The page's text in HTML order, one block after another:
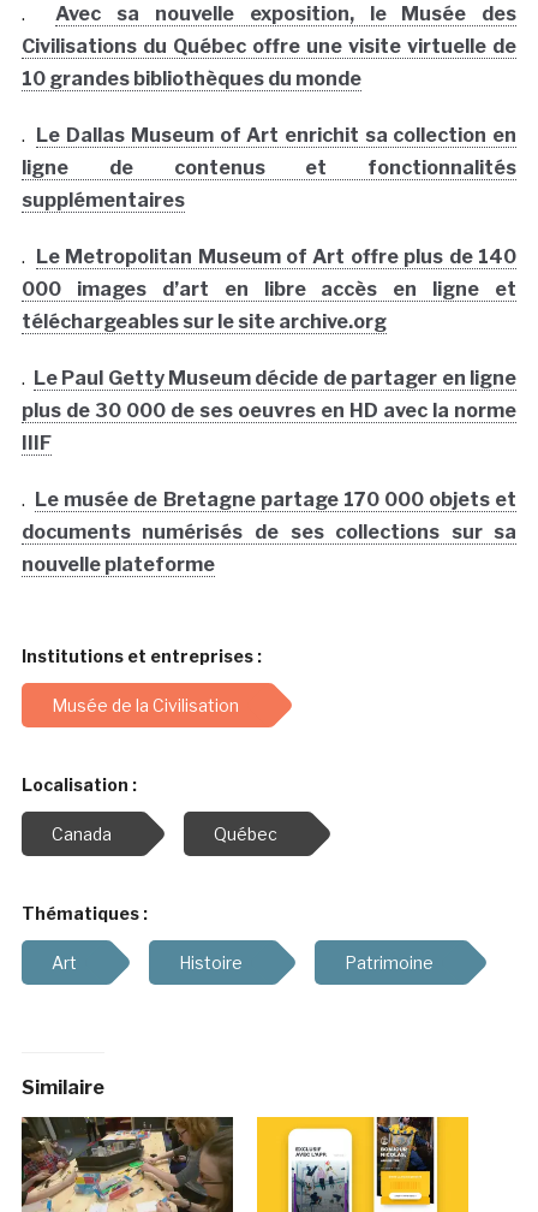
. Avec sa nouvelle exposition, le Musée des
Civilisations du Québec offre une visite virtuelle de
10 grandes bibliothèques du monde
. Le Dallas Museum of Art enrichit sa collection en
ligne de contenus et fonctionnalités
supplémentaires
. Le Metropolitan Museum of Art offre plus de 140
000 images d’art en libre accès en ligne et
téléchargeables sur le site archive.org
. Le Paul Getty Museum décide de partager en ligne
plus de 30 000 de ses oeuvres en HD avec la norme
IIIF
. Le musée de Bretagne partage 170 000 objets et
documents numérisés de ses collections sur sa
nouvelle plateforme
Institutions et entreprises :
Musée de la Civilisation
Localisation :
Canada Québec
Thématiques :
Art Histoire Patrimoine
Similaire